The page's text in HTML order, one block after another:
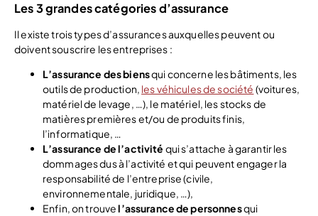
Les 3 grandes catégories d’assurance
Il existe trois types d’assurances auxquelles peuvent ou
doivent souscrire les entreprises :
L’assurance des biensqui concerne les bâtiments, les
outils de production, les véhicules de société (voitures,
matériel de levage, …), le matériel, les stocks de
matières premières et/ou de produits finis,
l’informatique, …
L’assurance de l’activité qui s’attache à garantir les
dommages dus à l’activité et qui peuvent engager la
responsabilité de l’entreprise (civile,
environnementale, juridique, …),
Enfin, on trouvel’assurance de personnesqui